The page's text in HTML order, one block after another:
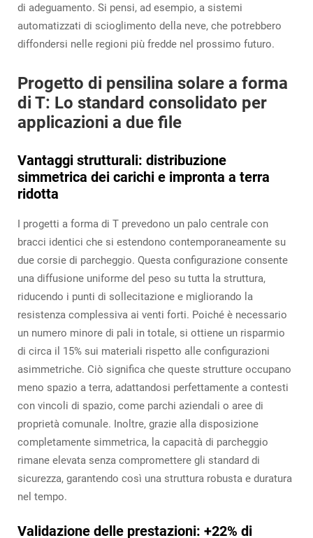
di adeguamento. Si pensi, ad esempio, a sistemi
automatizzati di scioglimento della neve, che potrebbero
diffondersi nelle regioni più fredde nel prossimo futuro.
Progetto di pensilina solare a forma
di T: Lo standard consolidato per
applicazioni a due file
Vantaggi strutturali: distribuzione
simmetrica dei carichi e impronta a terra
ridotta
I progetti a forma di T prevedono un palo centrale con
bracci identici che si estendono contemporaneamente su
due corsie di parcheggio. Questa configurazione consente
una diffusione uniforme del peso su tutta la struttura,
riducendo i punti di sollecitazione e migliorando la
resistenza complessiva ai venti forti. Poiché è necessario
un numero minore di pali in totale, si ottiene un risparmio
di circa il 15% sui materiali rispetto alle configurazioni
asimmetriche. Ciò significa che queste strutture occupano
meno spazio a terra, adattandosi perfettamente a contesti
con vincoli di spazio, come parchi aziendali o aree di
proprietà comunale. Inoltre, grazie alla disposizione
completamente simmetrica, la capacità di parcheggio
rimane elevata senza compromettere gli standard di
sicurezza, garantendo così una struttura robusta e duratura
nel tempo.
Validazione delle prestazioni: +22% di